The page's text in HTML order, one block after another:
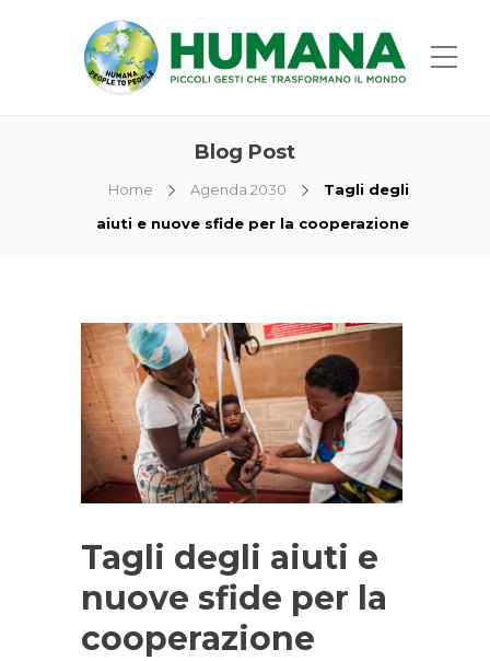
Blog Post
Home Agenda 2030
Tagli degli
aiuti e nuove sfide per la cooperazione
Tagli degli aiuti e
nuove sfide per la
cooperazione